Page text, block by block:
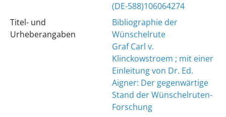
(DE-588)106064274
Titel- und
Urheberangaben
Bibliographie der
Wünschelrute
Graf Carl v.
Klinckowstroem ; mit einer
Einleitung von Dr. Ed.
Aigner: Der gegenwärtige
Stand der Wünschelruten-
Forschung